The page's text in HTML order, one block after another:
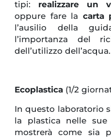
tipi: realizzare un
oppure fare la carta
l’ausilio della
l’importanza del
dell’utilizzo dell’acqua.
Ecoplastica (1/2
In questo laboratorio
la plastica nelle
mostrerà come sia